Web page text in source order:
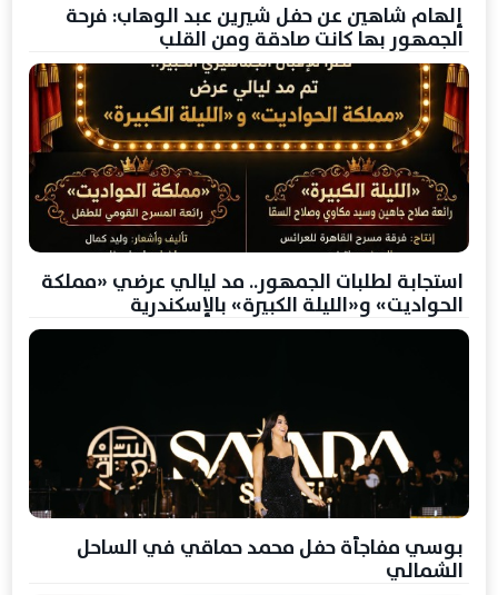
إلهام شاهين عن حفل شيرين عبد الوهاب: فرحة
الجمهور بها كانت صادقة ومن القلب
استجابة لطلبات الجمهور.. مد ليالي عرضي «مملكة
الحواديت» و«الليلة الكبيرة» بالإسكندرية
بوسي مفاجأة حفل محمد حماقي في الساحل
الشمالي